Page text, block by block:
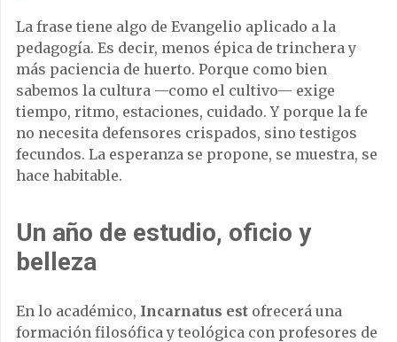
La frase tiene algo de Evangelio aplicado a la
pedagogía. Es decir, menos épica de trinchera y
más paciencia de huerto. Porque como bien
sabemos la cultura —como el cultivo— exige
tiempo, ritmo, estaciones, cuidado. Y porque la fe
no necesita defensores crispados, sino testigos
fecundos. La esperanza se propone, se muestra, se
hace habitable.
Un año de estudio, oficio y
belleza
En lo académico, Incarnatus est ofrecerá una
formación filosófica y teológica con profesores de